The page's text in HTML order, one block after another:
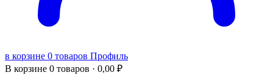
в корзине 0 товаров Профиль
В корзине 0 товаров · 0,00 ₽